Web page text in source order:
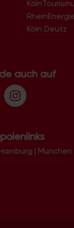
51069
51103
51107
51147
Köln Deutz
auch auf
| München